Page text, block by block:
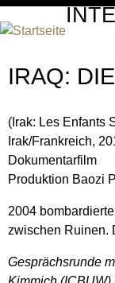
IRAQ:
(Irak: Les Enfants
Irak/Frankreich,
Dokumentarfilm
Produktion Baozi
2004
zwischen Ruinen.
Gesprächsrunde